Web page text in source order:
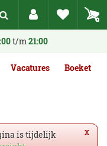
t/m21:00
Vacatures Boeket
x
is tijdelijk